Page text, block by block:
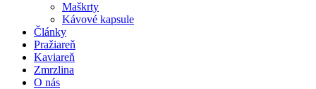
Maškrty
Kávové kapsule
Články
Pražiareň
Kaviareň
Zmrzlina
O nás